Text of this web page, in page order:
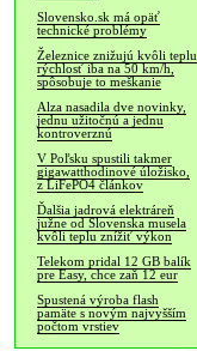
Slovensko.sk má opäť
technické problémy
Železnice znižujú kvôli teplu
rýchlosť iba na 50 km/h,
spôsobuje to meškanie
Alza nasadila dve novinky,
jednu užitočnú a jednu
kontroverznú
V Poľsku spustili takmer
gigawatthodinové úložisko,
z LiFePO4 článkov
Ďalšia jadrová elektráreň
južne od Slovenska musela
kvôli teplu znížiť výkon
Telekom pridal 12 GB balík
pre Easy, chce zaň 12 eur
Spustená výroba flash
pamäte s novým najvyšším
počtom vrstiev